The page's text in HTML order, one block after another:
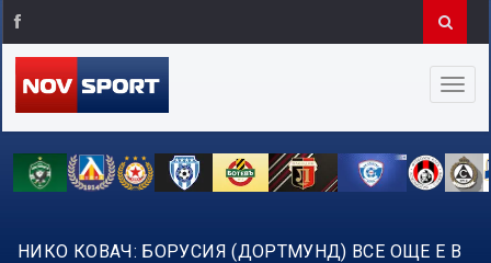
НИКО КОВАЧ: БОРУСИЯ (ДОРТМУНД) ВСЕ ОЩЕ Е В